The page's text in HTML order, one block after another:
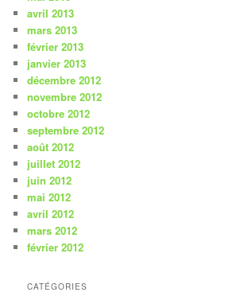
avril 2013
mars 2013
février 2013
janvier 2013
décembre 2012
novembre 2012
octobre 2012
septembre 2012
août 2012
juillet 2012
juin 2012
mai 2012
avril 2012
mars 2012
février 2012
CATÉGORIES